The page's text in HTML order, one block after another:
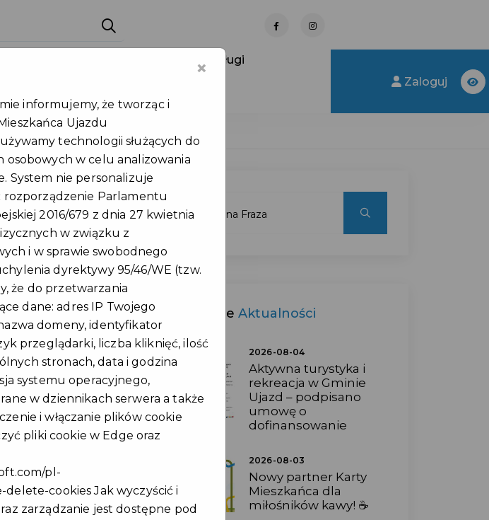
Punkty obsługi
Zaloguj
zniżki
rozwija
Gminy Ujazd.
firmami
aktywnym
nowe zniżki i
KMGU
Meble z bali
CZYTAJ WIĘCEJ
Ostatnie Aktualności
2026-08-04
Aktywna turystyka i
rekreacja w Gminie
Ujazd – podpisano
umowę o
dofinansowanie
2026-08-03
Nowy partner Karty
Mieszkańca dla
miłośników kawy! ☕
×
informujemy, że tworząc i
Ujazdu
technologii służących do
osobowych w celu analizowania
System nie personalizuje
rozporządzenie Parlamentu
2016/679 z dnia 27 kwietnia
w związku z
i w sprawie swobodnego
dyrektywy 95/46/WE (tzw.
że do przetwarzania
dane: adres IP Twojego
domeny, identyfikator
przeglądarki, liczba kliknięć, ilość
stronach, data i godzina
systemu operacyjnego,
w dziennikach serwera a także
i włączanie plików cookie
pliki cookie w Edge oraz
pl-
delete-cookiesJak wyczyścić i
zarządzanie jest dostępne pod